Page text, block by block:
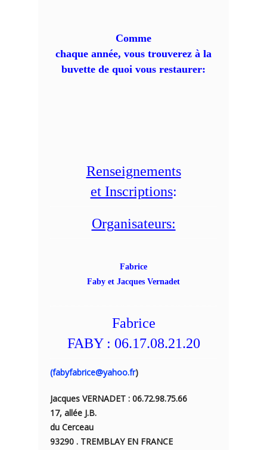
Comme
chaque année, vous trouverez à la
buvette de quoi vous restaurer:
Renseignements
et Inscriptions:
Organisateurs:
Fabrice
Faby et Jacques Vernadet
Fabrice
FABY : 06.17.08.21.20
(fabyfabrice@yahoo.fr)
Jacques VERNADET : 06.72.98.75.66
17, allée J.B.
du Cerceau
93290 . TREMBLAY EN FRANCE